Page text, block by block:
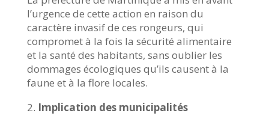
l’urgence de cette action en raison du
caractère invasif de ces rongeurs, qui
compromet à la fois la sécurité alimentaire
et la santé des habitants, sans oublier les
dommages écologiques qu’ils causent à la
faune et à la flore locales.
Implication des municipalités